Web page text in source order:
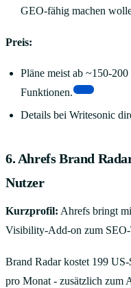
GEO-fähig machen
Preis:
Pläne meist ab ~150-
Funktionen.
Details bei Writesonic
6. Ahrefs Brand
Nutzer
Kurzprofil: Ahrefs bringt
Visibility-Add-on zum
Brand Radar kostet 199
pro Monat - zusätzlich zum